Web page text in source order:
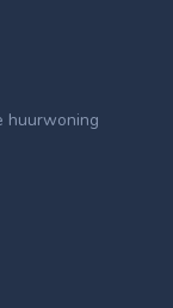
huurwoning